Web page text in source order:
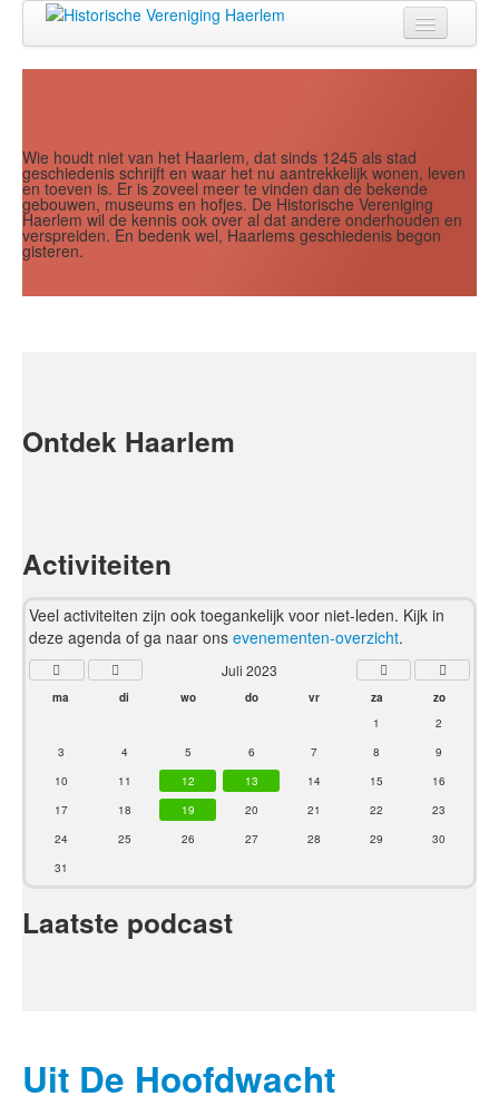
Zien
Lezen
Over ons
Wie houdt niet van het Haarlem, dat sinds 1245 als stad
geschiedenis schrijft en waar het nu aantrekkelijk wonen, leven
en toeven is. Er is zoveel meer te vinden dan de bekende
gebouwen, museums en hofjes. De Historische Vereniging
Haerlem wil de kennis ook over al dat andere onderhouden en
verspreiden. En bedenk wel, Haarlems geschiedenis begon
gisteren.
Ontdek Haarlem
Activiteiten
Veel activiteiten zijn ook toegankelijk voor niet-leden. Kijk in
deze agenda of ga naar ons evenementen-overzicht.
Jaar Maand Jaar
Maand
Juli 2023
ma di wo do vr za
zo
1
2
3
4 5 6 7 8
9
10
11 12 13 14 15
16
17
18 19 20 21 22
23
24
25 26 27 28 29
30
31
Laatste podcast
Uit De Hoofdwacht